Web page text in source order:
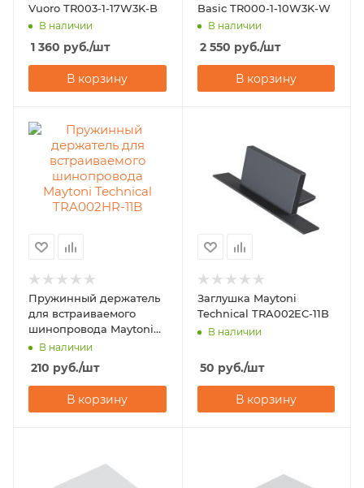
Vuoro TR003-1-17W3K-B
В наличии
1 360 руб./шт
В корзину
Basic TR000-1-10W3K-W
В наличии
2 550 руб./шт
В корзину
Пружинный держатель
для встраиваемого
шинопровода Maytoni
Technical TRA002HR-11B
В наличии
210 руб./шт
В корзину
Заглушка Maytoni
Technical TRA002EC-11B
В наличии
50 руб./шт
В корзину